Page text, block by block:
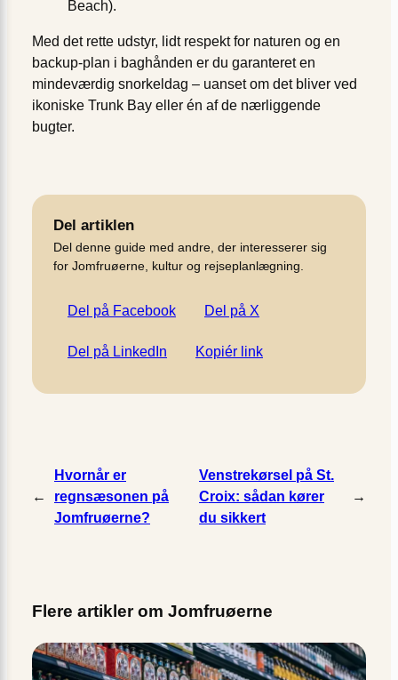
Beach).
Med det rette udstyr, lidt respekt for naturen og en
backup-plan i baghånden er du garanteret en
mindeværdig snorkeldag – uanset om det bliver ved
ikoniske Trunk Bay eller én af de nærliggende
bugter.
Del artiklen
Del denne guide med andre, der interesserer sig
for Jomfruøerne, kultur og rejseplanlægning.
Del på Facebook Del på X
Del på LinkedIn Kopiér link
←
Hvornår er
regnsæsonen på
Jomfruøerne?
Venstrekørsel på St.
Croix: sådan kører
du sikkert
→
Flere artikler om Jomfruøerne